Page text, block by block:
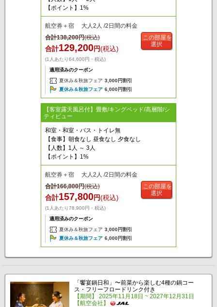
【ポイント】1%
航空券＋宿 大人2人 /2日間の料金
合計138,200円(税込)
合計129,200円(税込)
(1人あたり64,600円・税込)
適用済みのクーポン
夏休み＆秋旅フェア 3,000円割引
夏休み＆秋旅フェア 6,000円割引
この部屋を
選択
【客室露天風呂付】畳敷/キングベッド/高層階/シ
ティビュー
和室・和室・バス・トイレ無
【食事】朝食なし 昼食なし 夕食なし
【人数】1人 ～ 3人
【ポイント】1%
航空券＋宿 大人2人 /2日間の料金
合計166,800円(税込)
合計157,800円(税込)
(1人あたり78,900円・税込)
適用済みのクーポン
夏休み＆秋旅フェア 3,000円割引
夏休み＆秋旅フェア 6,000円割引
この部屋を
選択
「饗宴鍋日和」〜前菜から楽しむ4種の鍋コー
ス・フリーフロードリンク付き
【期間】 2025年11月18日 ~ 2027年12月31日
【航空会社】